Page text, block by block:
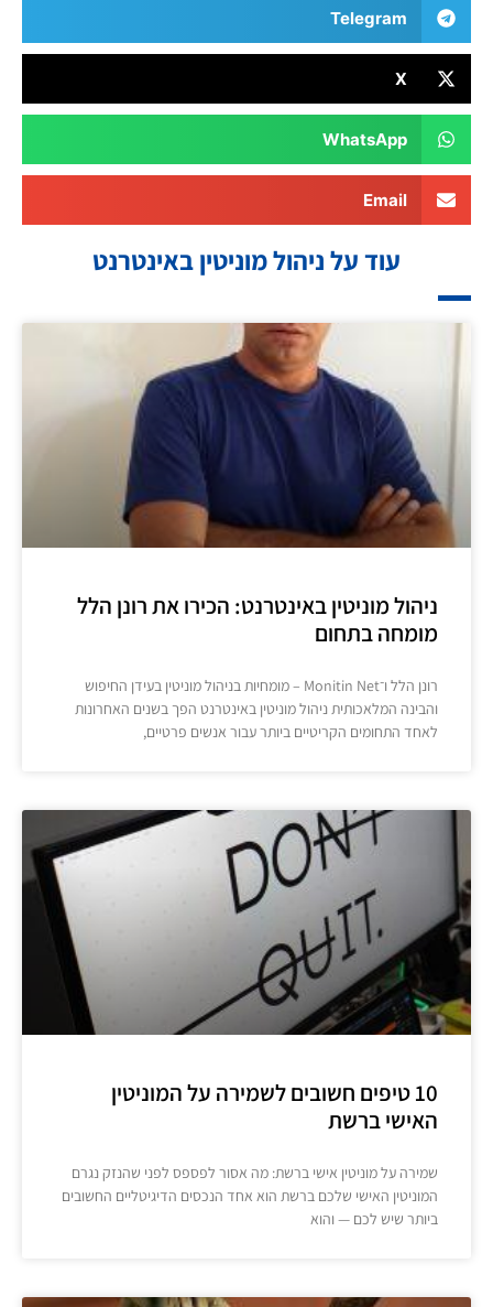
Telegram
X
WhatsApp
Email
עוד על ניהול מוניטין באינטרנט
ניהול מוניטין באינטרנט: הכירו את רונן הלל
מומחה בתחום
רונן הלל ו־Monitin Net – מומחיות בניהול מוניטין בעידן החיפוש
והבינה המלאכותית ניהול מוניטין באינטרנט הפך בשנים האחרונות
לאחד התחומים הקריטיים ביותר עבור אנשים פרטיים,
10 טיפים חשובים לשמירה על המוניטין
האישי ברשת
שמירה על מוניטין אישי ברשת: מה אסור לפספס לפני שהנזק נגרם
המוניטין האישי שלכם ברשת הוא אחד הנכסים הדיגיטליים החשובים
ביותר שיש לכם — והוא